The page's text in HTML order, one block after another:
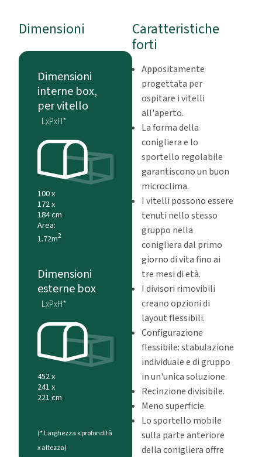
Dimensioni
Dimensioni
interne box,
per vitello
LxPxH*
100 x
172 x
184 cm
Area:
1.72m2
Dimensioni
esterne box
LxPxH*
452 x
241 x
221 cm
(* Larghezza x profondità
x altezza)
Caratteristiche
forti
Appositamente
progettata per
ospitare i vitelli
all'aperto.
La forma della
conigliera e lo
sportello regolabile
garantiscono un buon
microclima.
I vitelli possono essere
tenuti nello stesso
gruppo nella
conigliera dal primo
giorno di vita fino ai
tre mesi di età.
I divisori rimovibili
creano opzioni di
layout flessibili.
Configurazione
flessibile: stabulazione
individuale e di gruppo
in un'unica soluzione.
Recinzione divisibile.
Meno superficie.
Lo sportello mobile
sulla parte anteriore
della conigliera offre